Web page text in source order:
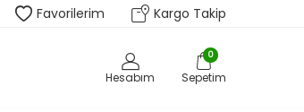
Favorilerim Kargo Takip
Hesabım
0
Sepetim